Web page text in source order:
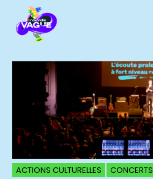
ACTIONS CULTURELLES CONCERTS